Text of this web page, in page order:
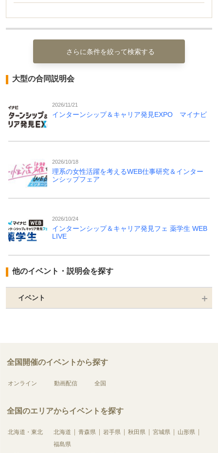
さらに条件を絞って検索する
大型の合同説明会
2026/11/21
インターンシップ＆キャリア発見EXPO マイナビ
2026/10/18
理系の女性活躍を考えるWEB仕事研究＆インター
ンシップフェア
2026/10/24
インターンシップ＆キャリア発見フェ 薬学生 WEB
LIVE
他のイベント・説明会を探す
イベント
全国開催のイベントから探す
オンライン 動画配信 全国
全国のエリアからイベントを探す
北海道・東北 北海道 青森県 岩手県 秋田県 宮城県
山形県
福島県